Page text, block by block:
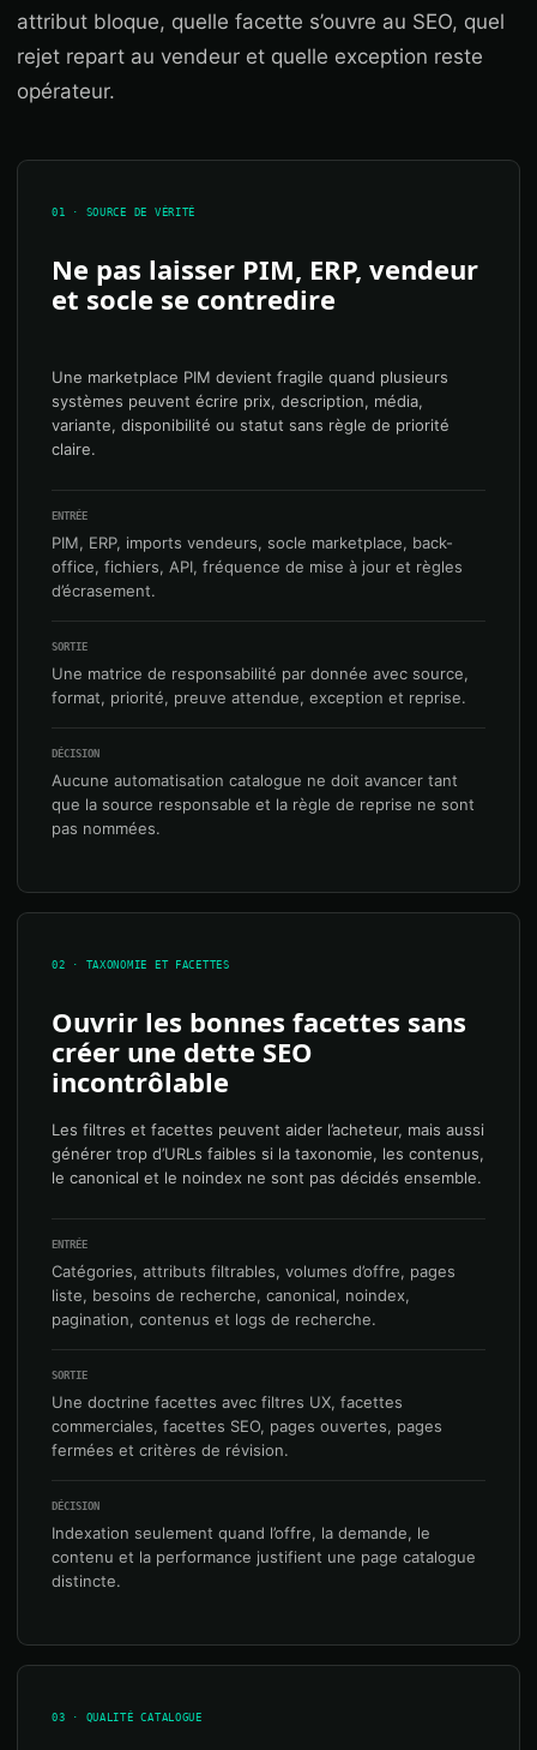
attribut bloque, quelle facette s’ouvre au SEO, quel
rejet repart au vendeur et quelle exception reste
opérateur.
01 · SOURCE DE VÉRITÉ
Ne pas laisser PIM, ERP, vendeur
et socle se contredire
Une marketplace PIM devient fragile quand plusieurs
systèmes peuvent écrire prix, description, média,
variante, disponibilité ou statut sans règle de priorité
claire.
ENTRÉE
PIM, ERP, imports vendeurs, socle marketplace, back-
office, fichiers, API, fréquence de mise à jour et règles
d’écrasement.
SORTIE
Une matrice de responsabilité par donnée avec source,
format, priorité, preuve attendue, exception et reprise.
DÉCISION
Aucune automatisation catalogue ne doit avancer tant
que la source responsable et la règle de reprise ne sont
pas nommées.
02 · TAXONOMIE ET FACETTES
Ouvrir les bonnes facettes sans
créer une dette SEO
incontrôlable
Les filtres et facettes peuvent aider l’acheteur, mais aussi
générer trop d’URLs faibles si la taxonomie, les contenus,
le canonical et le noindex ne sont pas décidés ensemble.
ENTRÉE
Catégories, attributs filtrables, volumes d’offre, pages
liste, besoins de recherche, canonical, noindex,
pagination, contenus et logs de recherche.
SORTIE
Une doctrine facettes avec filtres UX, facettes
commerciales, facettes SEO, pages ouvertes, pages
fermées et critères de révision.
DÉCISION
Indexation seulement quand l’offre, la demande, le
contenu et la performance justifient une page catalogue
distincte.
03 · QUALITÉ CATALOGUE